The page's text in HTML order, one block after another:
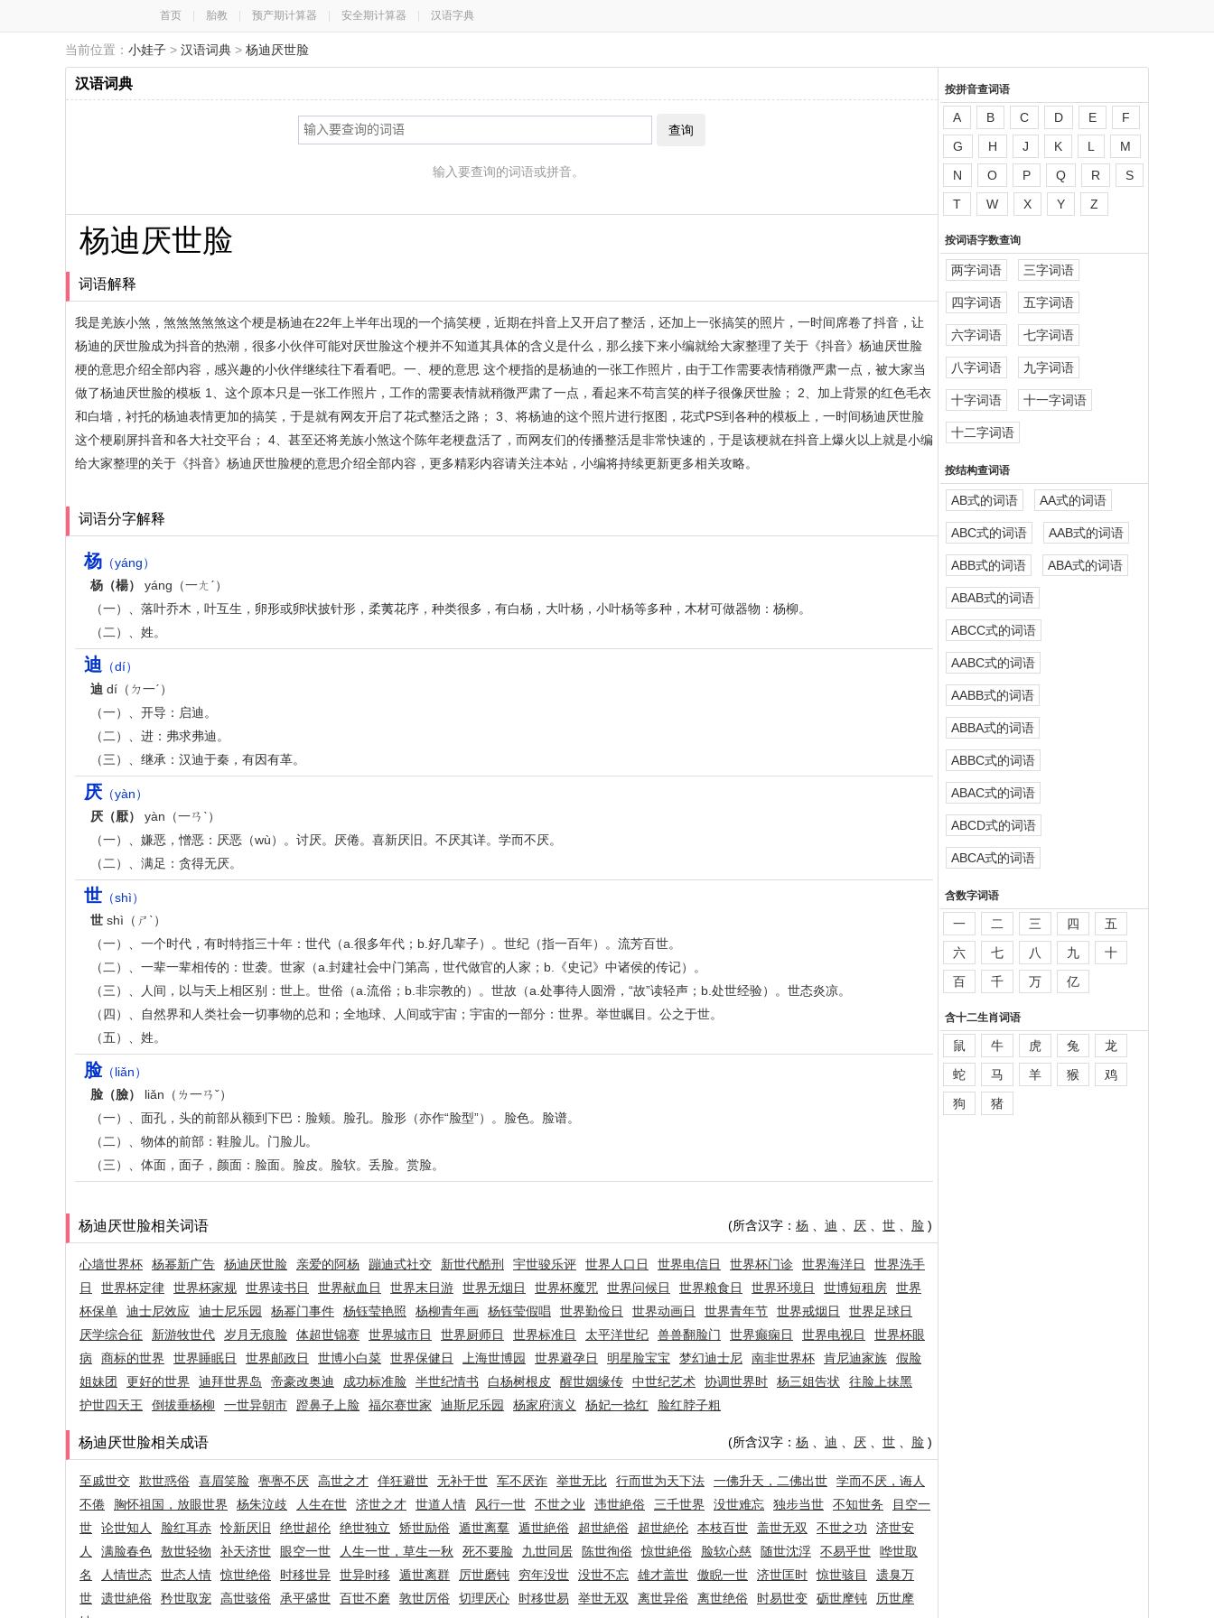
首页 胎教 预产期计算器 安全期计算器 汉语字典
当前位置： 小娃子 > 汉语词典 > 杨迪厌世脸
汉语词典
查询
输入要查询的词语或拼音。
杨迪厌世脸
词语解释
我是羌族小煞，煞煞煞煞煞这个梗是杨迪在22年上半年出现的一个搞笑梗，近期在抖音上又开启了整活，还加上一张搞笑的照片，一时间席卷了抖音，让
杨迪的厌世脸成为抖音的热潮，很多小伙伴可能对厌世脸这个梗并不知道其具体的含义是什么，那么接下来小编就给大家整理了关于《抖音》杨迪厌世脸
梗的意思介绍全部内容，感兴趣的小伙伴继续往下看看吧。一、梗的意思 这个梗指的是杨迪的一张工作照片，由于工作需要表情稍微严肃一点，被大家当
做了杨迪厌世脸的模板 1、这个原本只是一张工作照片，工作的需要表情就稍微严肃了一点，看起来不苟言笑的样子很像厌世脸； 2、加上背景的红色毛衣
和白墙，衬托的杨迪表情更加的搞笑，于是就有网友开启了花式整活之路； 3、将杨迪的这个照片进行抠图，花式PS到各种的模板上，一时间杨迪厌世脸
这个梗刷屏抖音和各大社交平台； 4、甚至还将羌族小煞这个陈年老梗盘活了，而网友们的传播整活是非常快速的，于是该梗就在抖音上爆火以上就是小编
给大家整理的关于《抖音》杨迪厌世脸梗的意思介绍全部内容，更多精彩内容请关注本站，小编将持续更新更多相关攻略。
词语分字解释
杨 （yáng）
杨（楊）
yáng（一ㄤˊ）
（一）、落叶乔木，叶互生，卵形或卵状披针形，柔荑花序，种类很多，有白杨，大叶杨，小叶杨等多种，木材可做器物：杨柳。
（二）、姓。
迪 （dí）
迪 dí（ㄉ一ˊ）
（一）、开导：启迪。
（二）、进：弗求弗迪。
（三）、继承：汉迪于秦，有因有革。
厌 （yàn）
厌（厭）
yàn（一ㄢˋ）
（一）、嫌恶，憎恶：厌恶（wù）。讨厌。厌倦。喜新厌旧。不厌其详。学而不厌。
（二）、满足：贪得无厌。
世 （shì）
世 shì（ㄕˋ）
（一）、一个时代，有时特指三十年：世代（a.很多年代；b.好几辈子）。世纪（指一百年）。流芳百世。
（二）、一辈一辈相传的：世袭。世家（a.封建社会中门第高，世代做官的人家；b.《史记》中诸侯的传记）。
（三）、人间，以与天上相区别：世上。世俗（a.流俗；b.非宗教的）。世故（a.处事待人圆滑，“故”读轻声；b.处世经验）。世态炎凉。
（四）、自然界和人类社会一切事物的总和；全地球、人间或宇宙；宇宙的一部分：世界。举世瞩目。公之于世。
（五）、姓。
脸（liǎn）
脸（臉）
liǎn（ㄌ一ㄢˇ）
（一）、面孔，头的前部从额到下巴：脸颊。脸孔。脸形（亦作“脸型”）。脸色。脸谱。
（二）、物体的前部：鞋脸儿。门脸儿。
（三）、体面，面子，颜面：脸面。脸皮。脸软。丢脸。赏脸。
杨迪厌世脸相关词语 (所含汉字： 杨 迪 厌 世 脸 )
心墙世界杯 杨幂新广告 杨迪厌世脸 亲爱的阿杨 蹦迪式社交 新世代酷刑 宇世骏乐评 世界人口日 世界电信日 世界杯门诊 世界海洋日
世界洗手
日
世界杯定律 世界杯家规 世界读书日 世界献血日 世界末日游 世界无烟日 世界杯魔咒 世界问候日 世界粮食日 世界环境日 世博短租房
世界
杯保单
迪士尼效应 迪士尼乐园 杨幂门事件 杨钰莹艳照 杨柳青年画 杨钰莹假唱 世界勤俭日 世界动画日 世界青年节 世界戒烟日
世界足球日
厌学综合征
新游牧世代 岁月无痕脸 体超世锦赛 世界城市日 世界厨师日 世界标准日 太平洋世纪 兽兽翻脸门 世界癫痫日 世界电视日
世界杯眼
病
商标的世界 世界睡眠日 世界邮政日 世博小白菜 世界保健日 上海世博园 世界避孕日 明星脸宝宝 梦幻迪士尼 南非世界杯 肯尼迪家族
假脸
姐妹团
更好的世界 迪拜世界岛 帝豪改奥迪 成功标准脸 半世纪情书 白杨树根皮 醒世姻缘传 中世纪艺术 协调世界时 杨三姐告状
往脸上抹黑
护世四天王
倒拔垂杨柳 一世异朝市 蹬鼻子上脸 福尔赛世家 迪斯尼乐园 杨家府演义 杨妃一捻红 脸红脖子粗
杨迪厌世脸相关成语 (所含汉字： 杨 迪 厌 世 脸 )
至戚世交 欺世惑俗 喜眉笑脸 亹亹不厌 高世之才 佯狂避世 无补于世 军不厌诈 举世无比 行而世为天下法 一佛升天，二佛出世
学而不厌，诲人
不倦
胸怀祖国，放眼世界 杨朱泣歧 人生在世 济世之才 世道人情 风行一世 不世之业 违世絶俗 三千世界 没世难忘 独步当世 不知世务
目空一
世
论世知人 脸红耳赤 怜新厌旧 绝世超伦 绝世独立 矫世励俗 遁世离羣 遁世絶俗 超世絶俗 超世絶伦 本枝百世 盖世无双 不世之功
济世安
人
满脸春色 敖世轻物 补天济世 眼空一世 人生一世，草生一秋 死不要脸 九世同居 陈世徇俗 惊世絶俗 脸软心慈 随世沈浮 不易乎世
哗世取
名
人情世态 世态人情 惊世绝俗 时移世异 世异时移 遁世离群 厉世磨钝 穷年没世 没世不忘 雄才盖世 傲睨一世 济世匡时 惊世骇目
遗臭万
世
遗世絶俗 矜世取宠 高世骇俗 承平盛世 百世不磨 敦世厉俗 切理厌心 时移世易 举世无双 离世异俗 离世绝俗 时易世变 砺世摩钝
历世摩
按拼音查词语
A B C D E
F
G
H J K L
M
N
O P Q R
S
T
W X Y Z
按词语字数查询
两字词语 三字词语
四字词语 五字词语
六字词语 七字词语
八字词语 九字词语
十字词语 十一字词语
十二字词语
按结构查词语
AB式的词语 AA式的词语
ABC式的词语 AAB式的词语
ABB式的词语 ABA式的词语
ABAB式的词语
ABCC式的词语
AABC式的词语
AABB式的词语
ABBA式的词语
ABBC式的词语
ABAC式的词语
ABCD式的词语
ABCA式的词语
含数字词语
一 二 三 四
五
六
七 八 九
十
百
千 万 亿
含十二生肖词语
鼠 牛 虎 兔
龙
蛇
马 羊 猴
鸡
狗
猪